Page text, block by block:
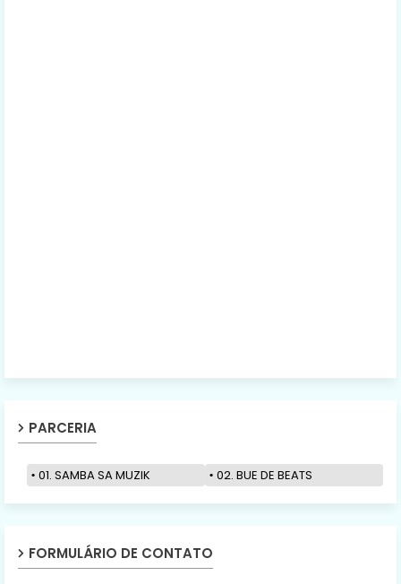
PARCERIA
01. SAMBA SA MUZIK 02. BUE DE BEATS
FORMULÁRIO DE CONTATO